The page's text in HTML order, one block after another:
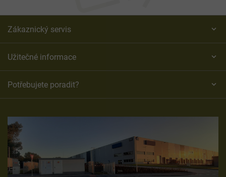
Zákaznický servis
Užitečné informace
Potřebujete poradit?